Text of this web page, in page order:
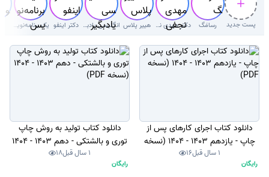
پست جدید رسامَگ دکتر مهدی نجفی دلوئی هییر پلاس انگلیسی یادبگیر دکتر اینفو یک برنامه‌نویس
دانلود کتاب اجرای کارهای پس از
چاپ - یازدهم 1403 - 1404 (نسخه
PDF)
1 سال قبل 16
رایگان
دانلود کتاب تولید به روش چاپ
توری و بالشتکی - دهم 1403 - 1404
(نسخه PDF)1 سال قبل 18
رایگان